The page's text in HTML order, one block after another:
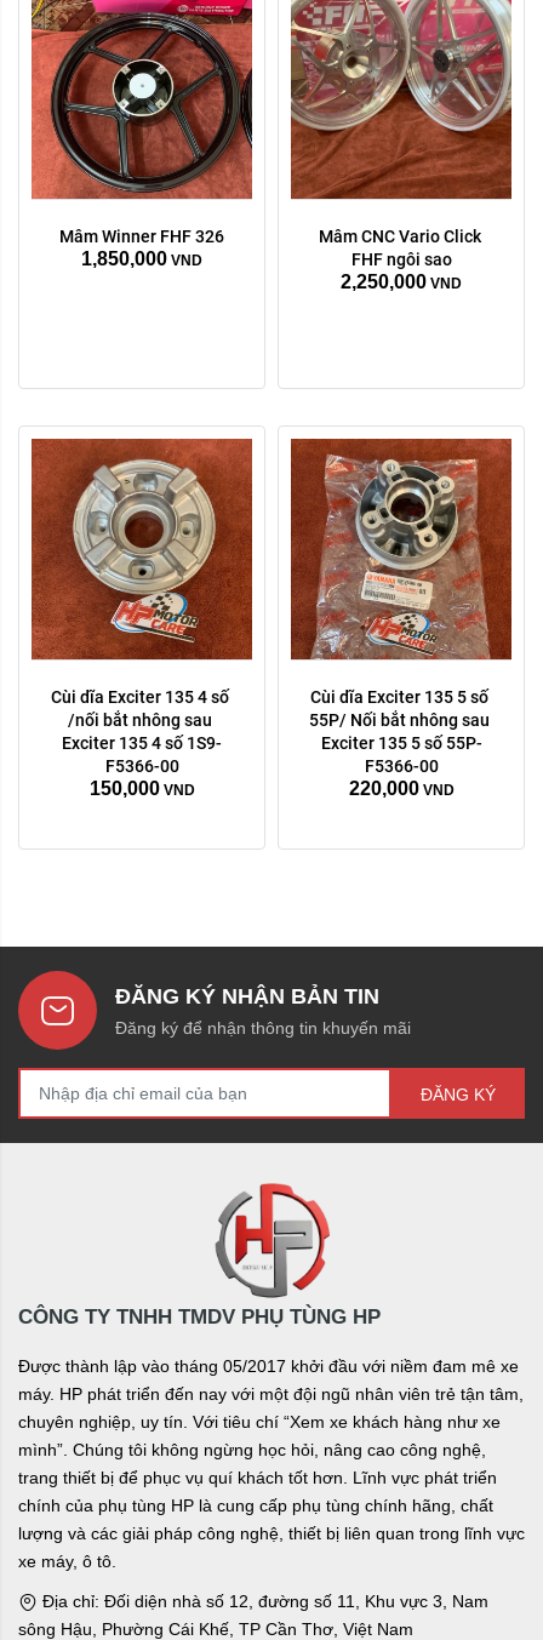
Mâm Winner FHF 326
1,850,000 VND
Mâm CNC Vario Click
FHF ngôi sao
2,250,000 VND
Cùi dĩa Exciter 135 4 số
/nối bắt nhông sau
Exciter 135 4 số 1S9-
F5366-00
150,000 VND
Cùi dĩa Exciter 135 5 số
55P/ Nối bắt nhông sau
Exciter 135 5 số 55P-
F5366-00
220,000 VND
ĐĂNG KÝ NHẬN BẢN TIN
Đăng ký để nhận thông tin khuyến mãi
ĐĂNG KÝ
CÔNG TY TNHH TMDV PHỤ TÙNG HP
Được thành lập vào tháng 05/2017 khởi đầu với niềm đam mê xe
máy. HP phát triển đến nay với một đội ngũ nhân viên trẻ tận tâm,
chuyên nghiệp, uy tín. Với tiêu chí “Xem xe khách hàng như xe
mình”. Chúng tôi không ngừng học hỏi, nâng cao công nghệ,
trang thiết bị để phục vụ quí khách tốt hơn. Lĩnh vực phát triển
chính của phụ tùng HP là cung cấp phụ tùng chính hãng, chất
lượng và các giải pháp công nghệ, thiết bị liên quan trong lĩnh vực
xe máy, ô tô.
Địa chỉ: Đối diện nhà số 12, đường số 11, Khu vực 3, Nam
sông Hậu, Phường Cái Khế, TP Cần Thơ, Việt Nam